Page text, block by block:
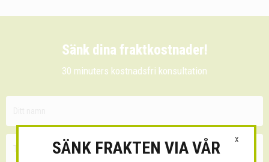
Sänk dina fraktkostnader!
30 minuters kostnadsfri konsultation
X
SÄNK FRAKTEN VIA VÅR